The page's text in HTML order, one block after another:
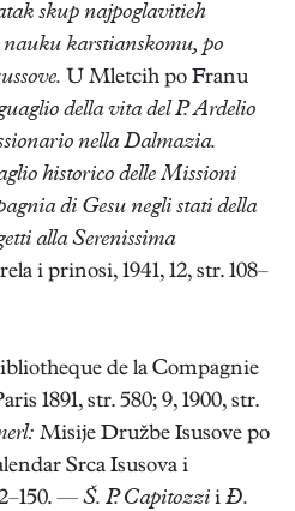
skup najpoglavitieh
karstianskomu, po
U Mletcih po Franu
della vita del P. Ardelio
nella Dalmazia.
historico delle Missioni
di Gesu negli stati della
alla Serenissima
i prinosi, 1941, 12, str. 108–
de la Compagnie
1891, str. 580; 9, 1900, str.
Misije Družbe Isusove po
Srca Isusova i
— Š. P. Capitozzi i Đ.